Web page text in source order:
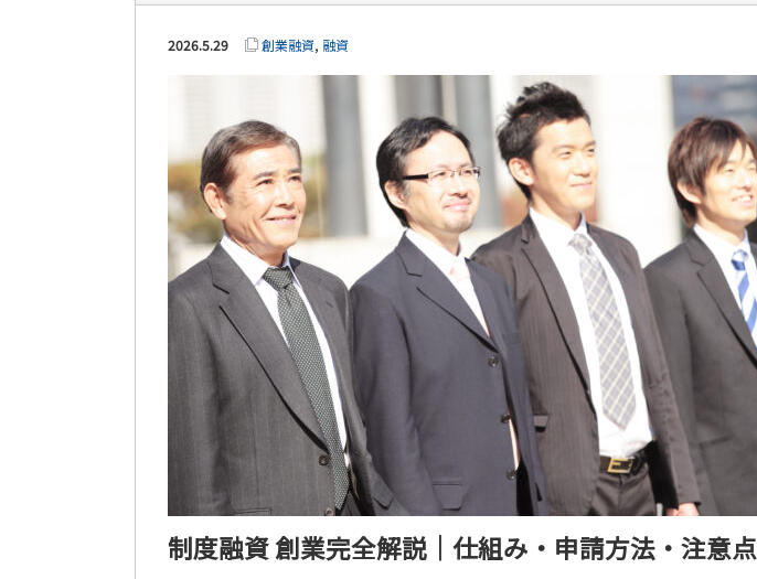
2026.5.29 創業融資, 融資
制度融資 創業完全解説｜仕組み・申請方法・注意点